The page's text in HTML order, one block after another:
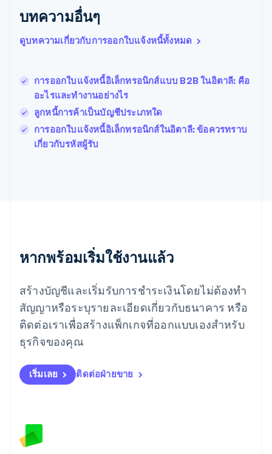
บทความอื่นๆ
ดูบทความเกี่ยวกับการออกใบแจ้งหนี้ทั้งหมด
การออกใบแจ้งหนี้อิเล็กทรอนิกส์แบบ B2B ในอิตาลี: คือ
อะไรและทํางานอย่างไร
ลูกหนี้การค้าเป็นบัญชีประเภทใด
การออกใบแจ้งหนี้อิเล็กทรอนิกส์ในอิตาลี: ข้อควรทราบ
เกี่ยวกับรหัสผู้รับ
หากพร้อมเริ่มใช้งานแล้ว
สร้างบัญชีและเริ่มรับการชำระเงินโดยไม่ต้องทำ
สัญญาหรือระบุรายละเอียดเกี่ยวกับธนาคาร หรือ
ติดต่อเราเพื่อสร้างแพ็กเกจที่ออกแบบเองสำหรับ
ธุรกิจของคุณ
เริ่มเลย ติดต่อฝ่ายขาย
Français
โปรตุเกส
โปแลนด์
FrançaisEnglish
ฟินแลนด์
มอลตา
English
มาเลเซีย
简体中文
English
ลักเซมเบิร์ก
ลัตเวีย
English
ลิกเตนสไตน์
DeutschEnglish
ลิทัวเนีย
สเปน
EspañolEnglish
สโลวาเกีย
English
สวิตเซอร์แลนด์